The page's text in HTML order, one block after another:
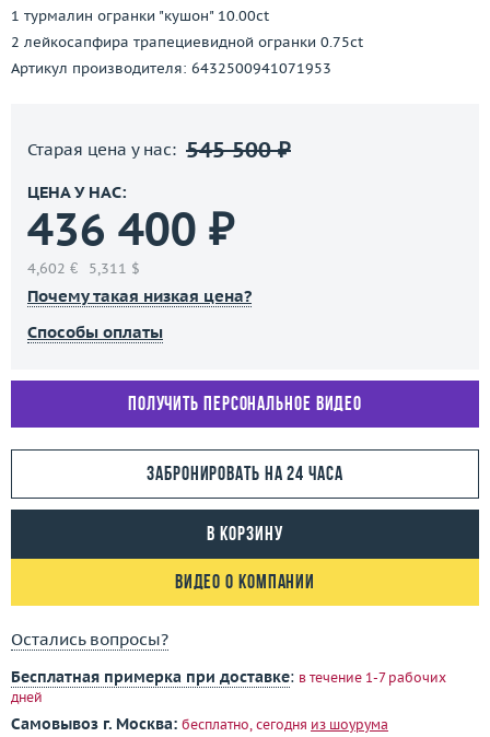
1 турмалин огранки "кушон" 10.00ct
2 лейкосапфира трапециевидной огранки 0.75ct
Артикул производителя: 6432500941071953
Старая цена у нас: 545 500 ₽
ЦЕНА У НАС:
436 400 ₽
4,602 € 5,311 $
Почему такая низкая цена?
Способы оплаты
Получить персональное видео
Забронировать на 24 часа
В корзину
Видео о компании
Остались вопросы?
Бесплатная примерка при доставке: в течение 1-7 рабочих
дней
Самовывоз г. Москва: бесплатно, сегодня из шоурума